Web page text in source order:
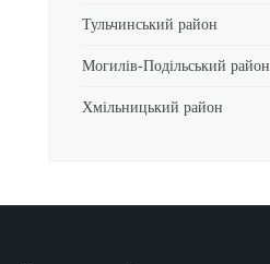
Тульчинський район
Могилів-Подільський район
Хмільницький район